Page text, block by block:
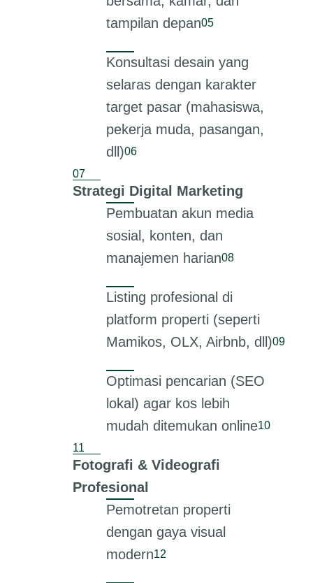
tampilan depan
Konsultasi desain yang
selaras dengan karakter
target pasar (mahasiswa,
pekerja muda, pasangan,
dll)
Strategi Digital Marketing
Pembuatan akun media
sosial, konten, dan
manajemen harian
Listing profesional di
platform properti (seperti
Mamikos, OLX, Airbnb, dll)
Optimasi pencarian (SEO
lokal) agar kos lebih
mudah ditemukan online
Fotografi & Videografi
Profesional
Pemotretan properti
dengan gaya visual
modern